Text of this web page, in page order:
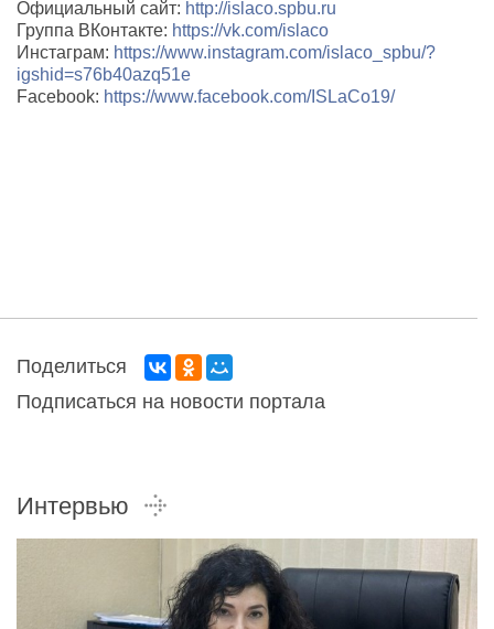
Официальный сайт: http://islaco.spbu.ru
Группа ВКонтакте: https://vk.com/islaco
Инстаграм: https://www.instagram.com/islaco_spbu/?
igshid=s76b40azq51e
Facebook: https://www.facebook.com/ISLaCo19/
Поделиться
Подписаться на новости портала
Интервью